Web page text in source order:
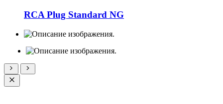
RCA Plug Standard NG